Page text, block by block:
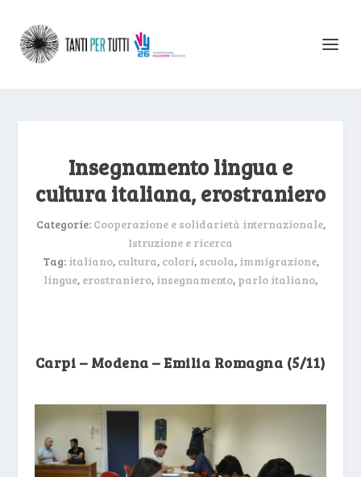
Insegnamento lingua e
cultura italiana, erostraniero
Categorie: Cooperazione e solidarietà internazionale,
Istruzione e ricerca
Tag: italiano, cultura, colori, scuola, immigrazione,
lingue, erostraniero, insegnamento, parlo italiano,
Carpi – Modena – Emilia Romagna (5/11)